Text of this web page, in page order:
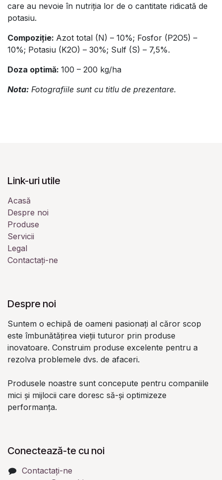
care au nevoie în nutriția lor de o cantitate ridicată de
potasiu.
Compoziție: Azot total (N) – 10%; Fosfor (P2O5) –
10%; Potasiu (K2O) – 30%; Sulf (S) – 7,5%.
Doza optimă: 100 – 200 kg/ha
Nota: Fotografiile sunt cu titlu de prezentare.
Link-uri utile
Acasă
Despre noi
Produse
Servicii
Legal
Contactați-ne
Despre noi
Suntem o echipă de oameni pasionați al căror scop
este îmbunătățirea vieții tuturor prin produse
inovatoare. Construim produse excelente pentru a
rezolva problemele dvs. de afaceri.
Produsele noastre sunt concepute pentru companiile
mici și mijlocii care doresc să-și optimizeze
performanța.
Conectează-te cu noi
Contactați-ne